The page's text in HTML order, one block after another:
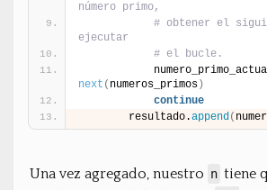
número primo,
# obtener el
ejecutar
# el bucle.
next ( numeros_primos )
continue
        resultado.
append(
Una vez agregado, nuestro n tiene